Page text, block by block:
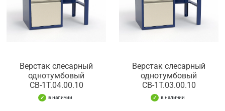
Верстак слесарный
однотумбовый
СВ-1Т.04.00.10
в наличии
Верстак слесарный
однотумбовый
СВ-1Т.03.00.10
в наличии